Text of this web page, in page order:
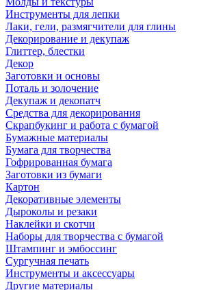
Инструменты для лепки
Лаки, гели, размягчители для глины
Декорирование и декупаж
Глиттер, блестки
Декор
Заготовки и основы
Поталь и золочение
Декупаж и декопатч
Средства для декорирования
Скрапбукинг и работа с бумагой
Бумажные материалы
Бумага для творчества
Гофрированная бумага
Заготовки из бумаги
Картон
Декоративные элементы
Дыроколы и резаки
Наклейки и скотчи
Наборы для творчества с бумагой
Штампинг и эмбоссинг
Сургучная печать
Инструменты и аксессуары
Другие материалы